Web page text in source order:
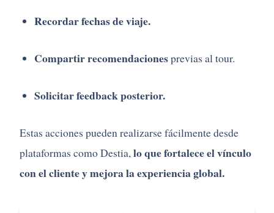
Recordar fechas de viaje.
Compartir recomendacionesprevias al tour.
Solicitar feedback posterior.
Estas acciones pueden realizarse fácilmente desde
plataformas como Destia,lo que fortalece el vínculo
con el cliente y mejora la experiencia global.